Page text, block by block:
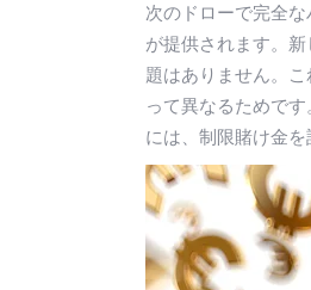
次のドローで完全
が提供されます。
題はありません。
って異なるためで
には、制限賭け金を